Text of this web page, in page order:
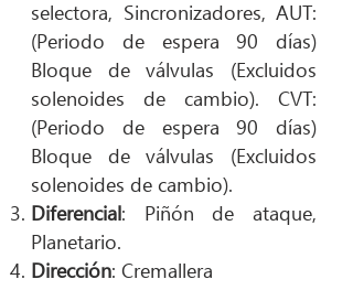
selectora, Sincronizadores, AUT:
(Periodo de espera 90 días)
Bloque de válvulas (Excluidos
solenoides de cambio). CVT:
(Periodo de espera 90 días)
Bloque de válvulas (Excluidos
solenoides de cambio).
Diferencial: Piñón de ataque,
Planetario.
Dirección: Cremallera